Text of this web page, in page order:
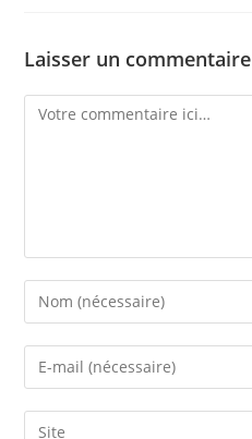
Laisser un commentaire